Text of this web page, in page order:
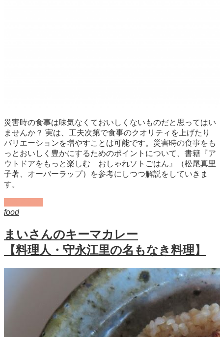
災害時の食事は味気なくておいしくないものだと思ってはい
ませんか？ 実は、工夫次第で食事のクオリティを上げたり
バリエーションを増やすことは可能です。災害時の食事をも
っとおいしく豊かにするためのポイントについて、書籍『ア
ウトドアをもっと楽しむ おしゃれソトごはん』（松尾真里
子著、オーバーラップ）を参考にしつつ解説をしていきま
す。
food
まいさんのキーマカレー
【料理人・守永江里の名もなき料理】